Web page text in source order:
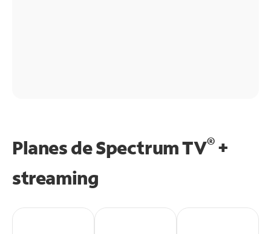
Planes de Spectrum TV®+
streaming